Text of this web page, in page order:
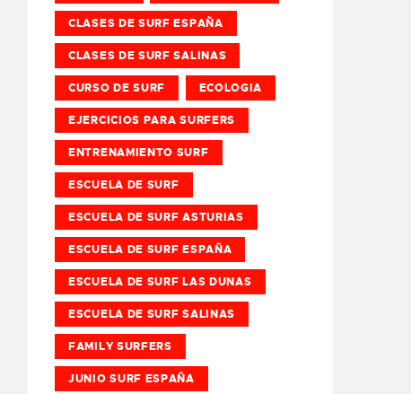
CLASES DE SURF ESPAÑA
CLASES DE SURF SALINAS
CURSO DE SURF ECOLOGIA
EJERCICIOS PARA SURFERS
ENTRENAMIENTO SURF
ESCUELA DE SURF
ESCUELA DE SURF ASTURIAS
ESCUELA DE SURF ESPAÑA
ESCUELA DE SURF LAS DUNAS
ESCUELA DE SURF SALINAS
FAMILY SURFERS
JUNIO SURF ESPAÑA